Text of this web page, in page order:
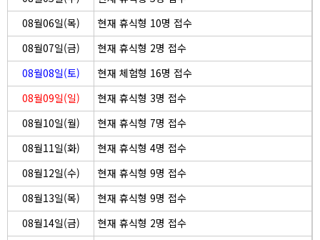
08월06일(목)
현재 휴식형 10명 접수
08월07일(금)
현재 휴식형 2명 접수
08월08일(토)
현재 체험형 16명 접수
08월09일(일)
현재 휴식형 3명 접수
08월10일(월)
현재 휴식형 7명 접수
08월11일(화)
현재 휴식형 4명 접수
08월12일(수)
현재 휴식형 9명 접수
08월13일(목)
현재 휴식형 9명 접수
08월14일(금)
현재 휴식형 2명 접수